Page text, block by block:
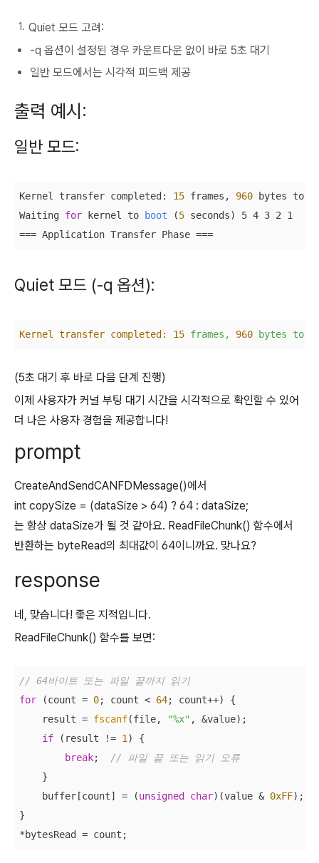
Quiet 모드 고려:
-q 옵션이 설정된 경우 카운트다운 없이 바로 5초 대기
일반 모드에서는 시각적 피드백 제공
출력 예시:
일반 모드:
Kernel transfer completed: 15 frames, 960
bytes
Waiting for kernel to boot (5 seconds)
=== Application Transfer Phase ===
Quiet 모드 (-q 옵션):
Kernel transfer completed: 15 frames, 960 bytes
(5초 대기 후 바로 다음 단계 진행)
이제 사용자가 커널 부팅 대기 시간을 시각적으로 확인할 수 있어
더 나은 사용자 경험을 제공합니다!
prompt
CreateAndSendCANFDMessage()에서
int copySize = (dataSize > 64) ? 64 : dataSize;
는 항상 dataSize가 될 것 같아요. ReadFileChunk() 함수에서
반환하는 byteRead의 최대값이 64이니까요. 맞나요?
response
네, 맞습니다! 좋은 지적입니다.
ReadFileChunk() 함수를 보면:
// 64바이트 또는 파일 끝까지 읽기
for (count = 0; count < 64; count++) {
    result =
fscanf(file, "%x" , &value);
if (result != 1 ) {
break;
// 파일 끝 또는 읽기 오류
    }
    buffer[count] = (
unsigned char)(value & 0xFF);
}
*bytesRead = count;